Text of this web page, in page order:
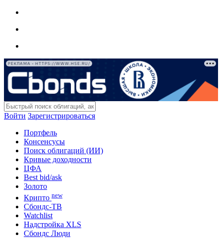
РЕКЛАМА • HTTPS://WWW.HSE.RU/
Войти Зарегистрироваться
Портфель
Консенсусы
Поиск облигаций (ИИ)
Кривые доходности
ЦФА
Best bid/ask
Золото
Крипто new
Сбондс-ТВ
Watchlist
Надстройка XLS
Сбондс Люди